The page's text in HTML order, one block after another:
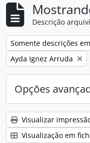
Descrição
Remover filtro:
Somente descrições
Remover filtro:
Ayda Ignez Arruda
Opções
Visualizar
Visualização em